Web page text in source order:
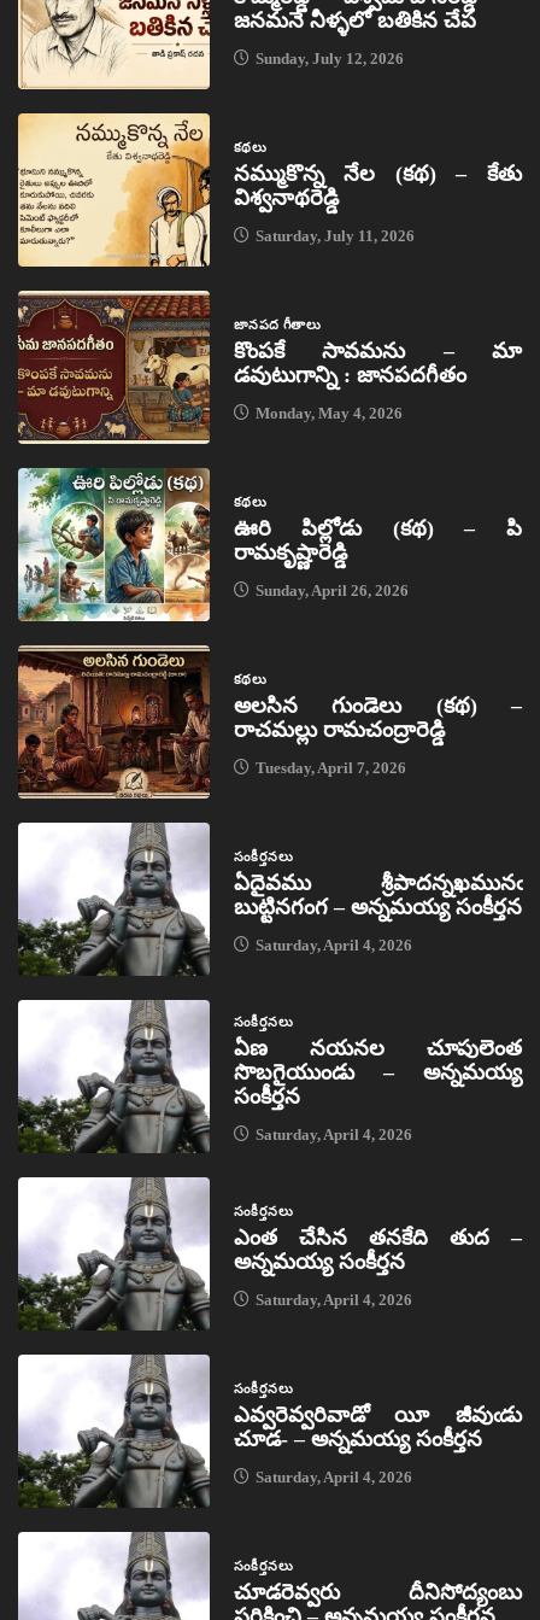
జనమనే నీళ్ళలో బతికిన చేప
Sunday, July 12, 2026
కథలు
నమ్ముకొన్న నేల (కథ) – కేతు
విశ్వనాథరెడ్డి
Saturday, July 11, 2026
జానపద గీతాలు
కొంపకే సావమను – మా
డవుటుగాన్ని : జానపదగీతం
Monday, May 4, 2026
కథలు
ఊరి పిల్లోడు (కథ) – పి
రామకృష్ణారెడ్డి
Sunday, April 26, 2026
కథలు
అలసిన గుండెలు (కథ) –
రాచమల్లు రామచంద్రారెడ్డి
Tuesday, April 7, 2026
సంకీర్తనలు
ఏదైవము శ్రీపాదన్నఖమునఁ
బుట్టినగంగ – అన్నమయ్య సంకీర్తన
Saturday, April 4, 2026
సంకీర్తనలు
ఏణ నయనల చూపులెంత
సొబగైయుండు – అన్నమయ్య
సంకీర్తన
Saturday, April 4, 2026
సంకీర్తనలు
ఎంత చేసిన తనకేది తుద –
అన్నమయ్య సంకీర్తన
Saturday, April 4, 2026
సంకీర్తనలు
ఎవ్వరెవ్వరివాడో యీ జీవుఁడు
చూడ- – అన్నమయ్య సంకీర్తన
Saturday, April 4, 2026
సంకీర్తనలు
చూడరెవ్వరు దీనిసోద్యంబు